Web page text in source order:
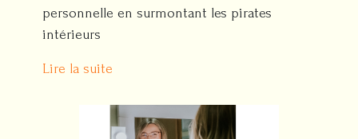
personnelle en surmontant les pirates
intérieurs
Lire la suite